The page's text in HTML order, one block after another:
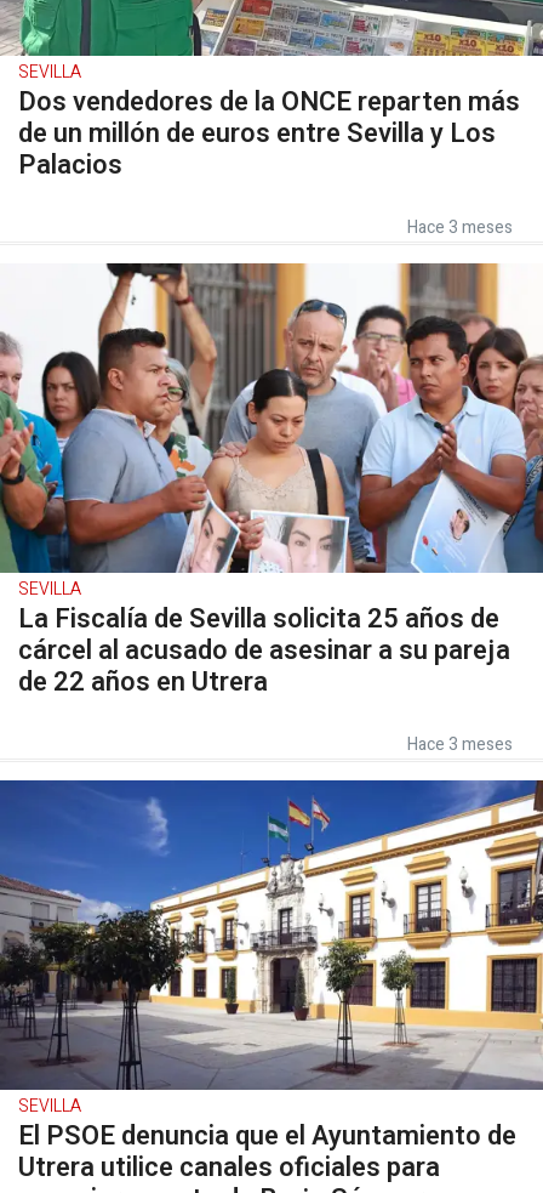
SEVILLA
Dos vendedores de la ONCE reparten más
de un millón de euros entre Sevilla y Los
Palacios
Hace 3 meses
SEVILLA
La Fiscalía de Sevilla solicita 25 años de
cárcel al acusado de asesinar a su pareja
de 22 años en Utrera
Hace 3 meses
SEVILLA
El PSOE denuncia que el Ayuntamiento de
Utrera utilice canales oficiales para